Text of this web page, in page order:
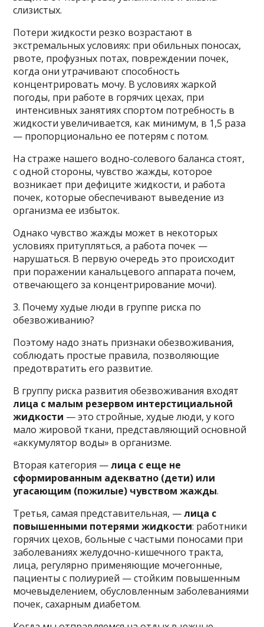
слизистых.
Потери жидкости резко возрастают в
экстремальных условиях: при обильных поносах,
рвоте, профузных потах, повреждении почек,
когда они утрачивают способность
концентрировать мочу. В условиях жаркой
погоды, при работе в горячих цехах, при
интенсивных занятиях спортом потребность в
жидкости увеличивается, как минимум, в 1,5 раза
— пропорционально ее потерям с потом.
На страже нашего водно-солевого баланса стоят,
с одной стороны, чувство жажды, которое
возникает при дефиците жидкости, и работа
почек, которые обеспечивают выведение из
организма ее избыток.
Однако чувство жажды может в некоторых
условиях притупляться, а работа почек —
нарушаться. В первую очередь это происходит
при поражении канальцевого аппарата почем,
отвечающего за концентрирование мочи).
3. Почему худые люди в группе риска по
обезвоживанию?
Поэтому надо знать признаки обезвоживания,
соблюдать простые правила, позволяющие
предотвратить его развитие.
В группу риска развития обезвоживания входят
лица с малым резервом интерстициальной
жидкости — это стройные, худые люди, у кого
мало жировой ткани, представляющий основной
«аккумулятор воды» в организме.
Вторая категория —лица с еще не
сформированным адекватно (дети) или
угасающим (пожилые) чувством жажды.
Третья, самая представительная, —лица с
повышенными потерями жидкости: работники
горячих цехов, больные с частыми поносами при
заболеваниях желудочно-кишечного тракта,
лица, регулярно применяющие мочегонные,
пациенты с полиурией — стойким повышенным
мочевыделением, обусловленным заболеваниями
почек, сахарным диабетом.